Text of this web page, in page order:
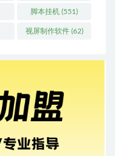
脚本挂机 (551)
视屏制作软件(62)